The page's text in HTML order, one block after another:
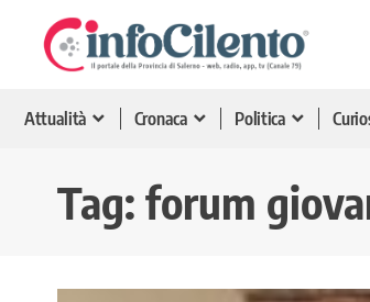
Attualità Cronaca Politica
Tag: forum